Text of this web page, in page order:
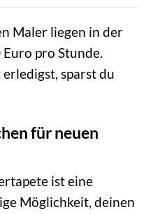
Maler liegen in der
pro Stunde.
sparst du
für neuen
ist eine
Möglichkeit, deinen